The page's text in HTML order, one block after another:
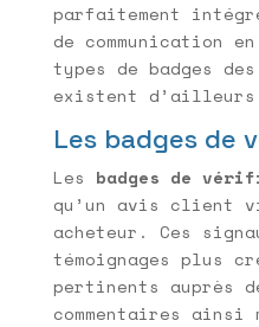
parfaitement
de communication
types de badges
existent d’ailleurs
Les badges de
Les badges de
qu’un avis client
acheteur. Ces
témoignages plus
pertinents auprès
commentaires ainsi